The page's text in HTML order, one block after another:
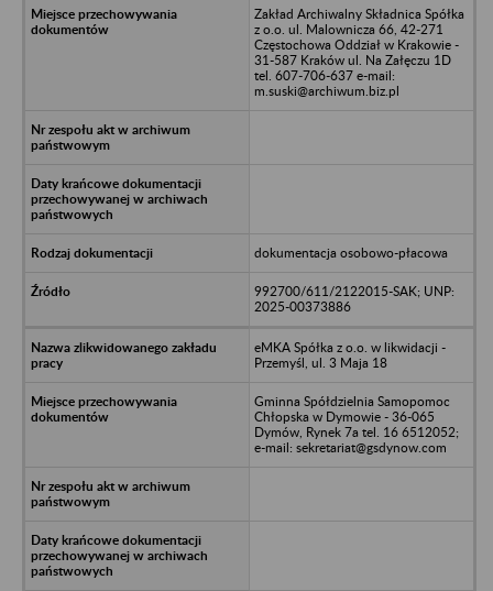
Zakład Archiwalny Składnica Spółka
z o.o. ul. Malownicza 66, 42-271
Częstochowa Oddział w Krakowie -
31-587 Kraków ul. Na Załęczu 1D
tel. 607-706-637 e-mail:
m.suski@archiwum.biz.pl
dokumentacja osobowo-płacowa
992700/611/2122015-SAK; UNP:
2025-00373886
eMKA Spółka z o.o. w likwidacji -
Przemyśl, ul. 3 Maja 18
Gminna Spółdzielnia Samopomoc
Chłopska w Dymowie - 36-065
Dymów, Rynek 7a tel. 16 6512052;
e-mail: sekretariat@gsdynow.com